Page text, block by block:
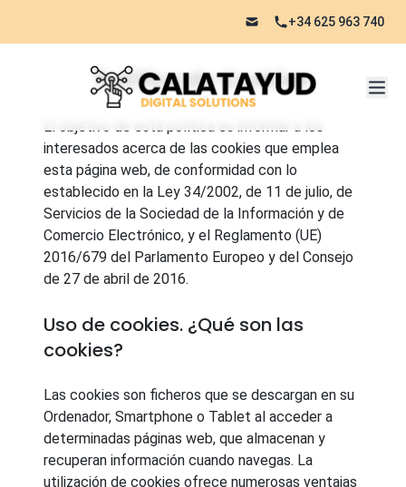
+34 625 963 740
Política de Cookies
El objetivo de esta política es informar a los
interesados acerca de las cookies que emplea
esta página web, de conformidad con lo
establecido en la Ley 34/2002, de 11 de julio, de
Servicios de la Sociedad de la Información y de
Comercio Electrónico, y el Reglamento (UE)
2016/679 del Parlamento Europeo y del Consejo
de 27 de abril de 2016.
Uso de cookies. ¿Qué son las
cookies?
Las cookies son ficheros que se descargan en su
Ordenador, Smartphone o Tablet al acceder a
determinadas páginas web, que almacenan y
recuperan información cuando navegas. La
utilización de cookies ofrece numerosas ventajas